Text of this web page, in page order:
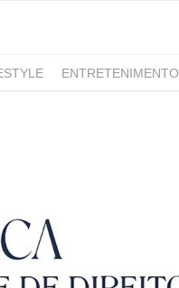
ENTRETENIMENTO